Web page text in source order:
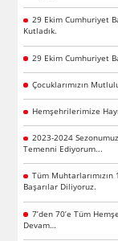
29 Ekim Cumhuriyet
Kutladık.
29 Ekim Cumhuriyet
Çocuklarımızın
Hemşehrilerimize
2023-2024
Temenni Ediyorum...
Tüm
Başarılar Diliyoruz.
7’den 70’e Tüm
Devam…